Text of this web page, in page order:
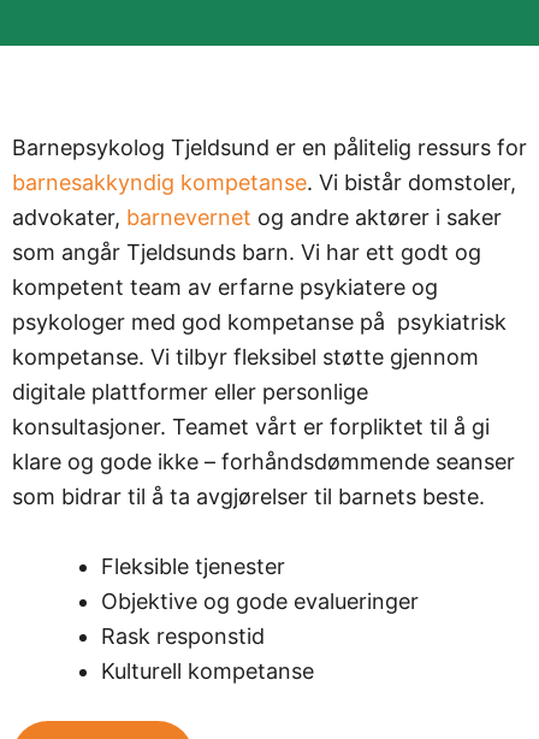
Barnepsykolog Tjeldsund er en pålitelig ressurs for
barnesakkyndig kompetanse. Vi bistår domstoler,
advokater, barnevernet og andre aktører i saker
som angår Tjeldsunds barn. Vi har ett godt og
kompetent team av erfarne psykiatere og
psykologer med god kompetanse på psykiatrisk
kompetanse. Vi tilbyr fleksibel støtte gjennom
digitale plattformer eller personlige
konsultasjoner. Teamet vårt er forpliktet til å gi
klare og gode ikke – forhåndsdømmende seanser
som bidrar til å ta avgjørelser til barnets beste.
Fleksible tjenester
Objektive og gode evalueringer
Rask responstid
Kulturell kompetanse